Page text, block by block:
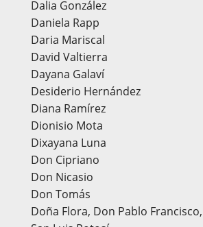
Dalia González
Daniela Rapp
Daria Mariscal
David Valtierra
Dayana Galaví
Desiderio Hernández
Diana Ramírez
Dionisio Mota
Dixayana Luna
Don Cipriano
Don Nicasio
Don Tomás
Doña Flora, Don Pablo